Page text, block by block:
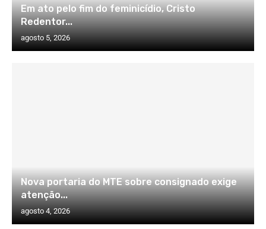
Em ato pelo fim do feminicídio, Cristo
Redentor...
agosto 5, 2026
Nova portaria do MTE sobre consignado exige
atenção...
agosto 4, 2026